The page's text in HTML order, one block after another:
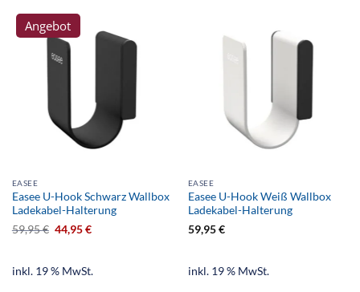
Angebot
EASEE
Easee U-Hook Schwarz Wallbox
Ladekabel-Halterung
59,95€ 44,95€
inkl. 19 % MwSt.
EASEE
Easee U-Hook Weiß Wallbox
Ladekabel-Halterung
59,95€
inkl. 19 % MwSt.